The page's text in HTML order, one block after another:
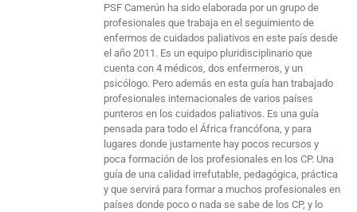
PSF Camerún ha sido elaborada por un grupo de
profesionales que trabaja en el seguimiento de
enfermos de cuidados paliativos en este país desde
el año 2011. Es un equipo pluridisciplinario que
cuenta con 4 médicos, dos enfermeros, y un
psicólogo. Pero además en esta guía han trabajado
profesionales internacionales de varios países
punteros en los cuidados paliativos. Es una guía
pensada para todo el África francófona, y para
lugares donde justamente hay pocos recursos y
poca formación de los profesionales en los CP. Una
guía de una calidad irrefutable, pedagógica, práctica
y que servirá para formar a muchos profesionales en
países donde poco o nada se sabe de los CP, y lo